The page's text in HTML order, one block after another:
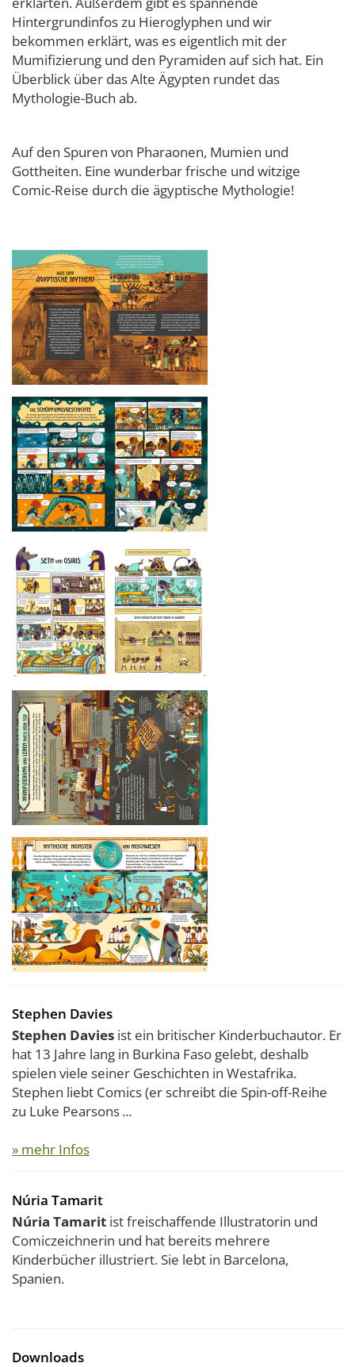
Hintergrundinfos zu Hieroglyphen und wir
bekommen erklärt, was es eigentlich mit der
Mumifizierung und den Pyramiden auf sich hat. Ein
Überblick über das Alte Ägypten rundet das
Mythologie-Buch ab.
Auf den Spuren von Pharaonen, Mumien und
Gottheiten. Eine wunderbar frische und witzige
Comic-Reise durch die ägyptische Mythologie!
Stephen Davies
Stephen Davies ist ein britischer Kinderbuchautor. Er
hat 13 Jahre lang in Burkina Faso gelebt, deshalb
spielen viele seiner Geschichten in Westafrika.
Stephen liebt Comics (er schreibt die Spin-off-Reihe
zu Luke Pearsons...
» mehr Infos
Núria Tamarit
Núria Tamarit ist freischaffende Illustratorin und
Comiczeichnerin und hat bereits mehrere
Kinderbücher illustriert. Sie lebt in Barcelona,
Spanien.
Downloads